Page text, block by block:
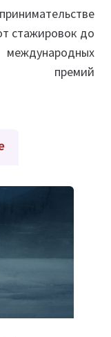
стажировок до
международных
премий